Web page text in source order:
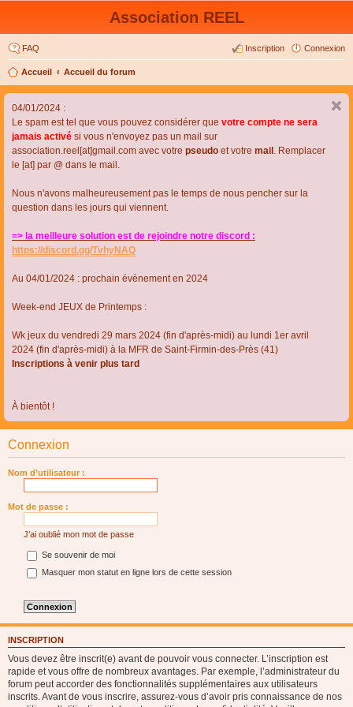
Association REEL
FAQ Connexion
Inscription
Accueil Accueil du forum
04/01/2024 :
Le spam est tel que vous pouvez considérer que votre compte ne sera
jamais activé si vous n'envoyez pas un mail sur
association.reel[at]gmail.com avec votre pseudo et votre mail . Remplacer
le [at] par @ dans le mail.
Nous n'avons malheureusement pas le temps de nous pencher sur la
question dans les jours qui viennent.
=> la meilleure solution est de rejoindre notre discord :
https://discord.gg/TvhyNAQ
Au 04/01/2024 : prochain évènement en 2024
Week-end JEUX de Printemps :
Wk jeux du vendredi 29 mars 2024 (fin d'après-midi) au lundi 1er avril
2024 (fin d'après-midi) à la MFR de Saint-Firmin-des-Près (41)
Inscriptions à venir plus tard
À bientôt !
Connexion
Nom d’utilisateur :
Mot de passe :
J’ai oublié mon mot de passe
Se souvenir de moi
Masquer mon statut en ligne lors de cette session
INSCRIPTION
Vous devez être inscrit(e) avant de pouvoir vous connecter. L’inscription est
rapide et vous offre de nombreux avantages. Par exemple, l’administrateur du
forum peut accorder des fonctionnalités supplémentaires aux utilisateurs
inscrits. Avant de vous inscrire, assurez-vous d’avoir pris connaissance de nos